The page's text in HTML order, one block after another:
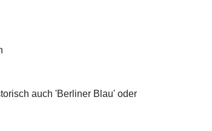
auch 'Berliner Blau' oder